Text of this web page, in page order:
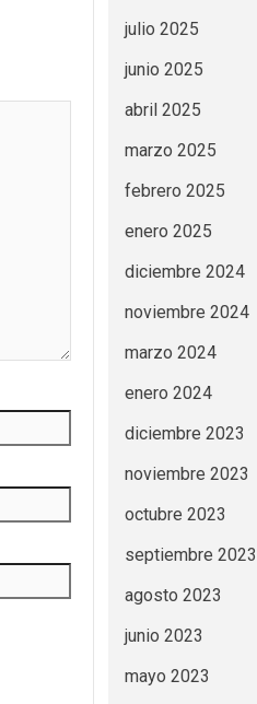
julio 2025
junio 2025
abril 2025
marzo 2025
febrero 2025
enero 2025
diciembre 2024
noviembre 2024
marzo 2024
enero 2024
diciembre 2023
noviembre 2023
octubre 2023
septiembre 2023
agosto 2023
junio 2023
mayo 2023